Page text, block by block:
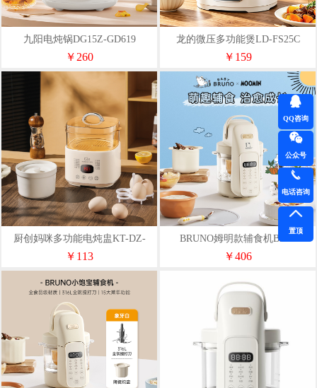
九阳电炖锅DG15Z-GD619
￥260
龙的微压多功能煲LD-FS25C
￥159
厨创妈咪多功能电炖盅KT-DZ-
200D
￥113
BRUNO姆明款辅食机BZK-
FSJ6LH01-MOOMIN
￥406
QQ咨询
公众号
电话咨询
置顶